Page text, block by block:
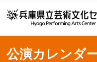
公演カレンダ